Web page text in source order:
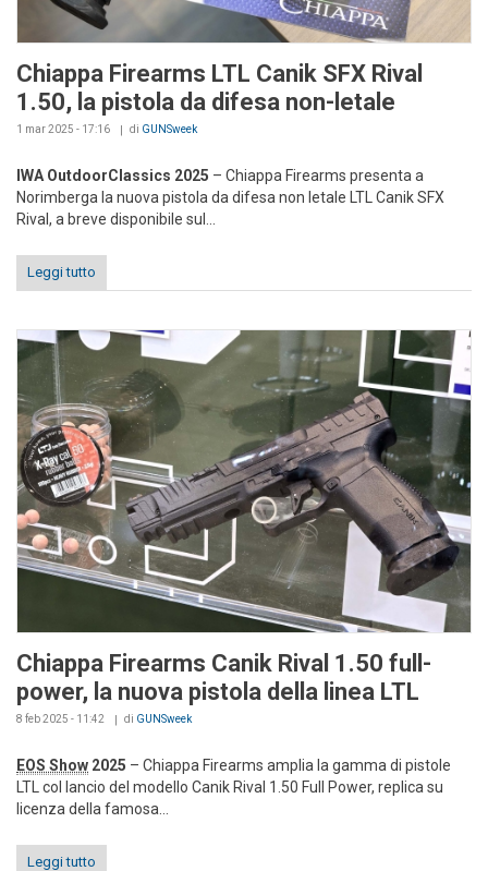
Chiappa Firearms LTL Canik SFX Rival
1.50, la pistola da difesa non-letale
1 mar 2025 - 17:16 di GUNSweek
IWA OutdoorClassics 2025 – Chiappa Firearms presenta a
Norimberga la nuova pistola da difesa non letale LTL Canik SFX
Rival, a breve disponibile sul...
Leggi tutto
Chiappa Firearms Canik Rival 1.50 full-
power, la nuova pistola della linea LTL
8 feb 2025 - 11:42 di GUNSweek
EOS Show 2025 – Chiappa Firearms amplia la gamma di pistole
LTL col lancio del modello Canik Rival 1.50 Full Power, replica su
licenza della famosa...
Leggi tutto